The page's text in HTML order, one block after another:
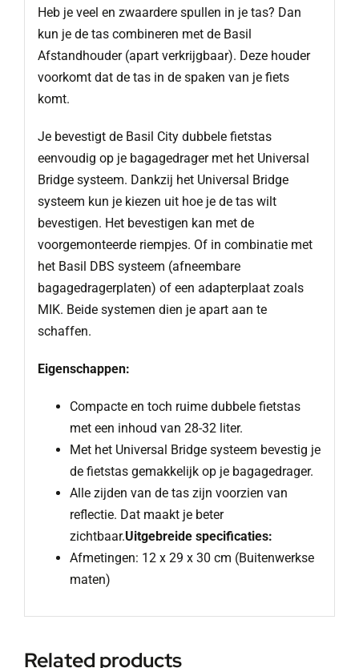
Heb je veel en zwaardere spullen in je tas? Dan
kun je de tas combineren met de Basil
Afstandhouder (apart verkrijgbaar). Deze houder
voorkomt dat de tas in de spaken van je fiets
komt.
Je bevestigt de Basil City dubbele fietstas
eenvoudig op je bagagedrager met het Universal
Bridge systeem. Dankzij het Universal Bridge
systeem kun je kiezen uit hoe je de tas wilt
bevestigen. Het bevestigen kan met de
voorgemonteerde riempjes. Of in combinatie met
het Basil DBS systeem (afneembare
bagagedragerplaten) of een adapterplaat zoals
MIK. Beide systemen dien je apart aan te
schaffen.
Eigenschappen:
Compacte en toch ruime dubbele fietstas
met een inhoud van 28-32 liter.
Met het Universal Bridge systeem bevestig je
de fietstas gemakkelijk op je bagagedrager.
Alle zijden van de tas zijn voorzien van
reflectie. Dat maakt je beter
zichtbaar.Uitgebreide specificaties:
Afmetingen: 12 x 29 x 30 cm (Buitenwerkse
maten)
Related products